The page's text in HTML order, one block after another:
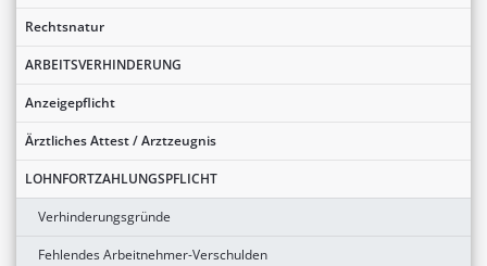
Rechtsnatur
ARBEITSVERHINDERUNG
Anzeigepflicht
Ärztliches Attest / Arztzeugnis
LOHNFORTZAHLUNGSPFLICHT
Verhinderungsgründe
Fehlendes Arbeitnehmer-Verschulden